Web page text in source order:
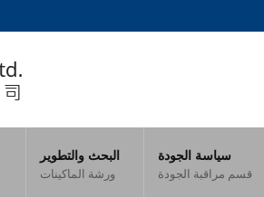
البحث والتطوير
ورشة الماكينات
سياسة الجودة
قسم مراقبة الجودة